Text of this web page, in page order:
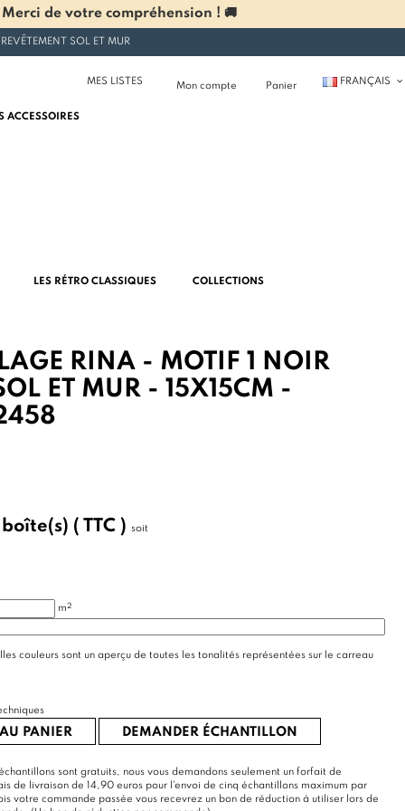
de votre compréhension ! 🚚
SOL ET MUR
MES LISTES Mon compte Panier FRANÇAIS
ACCESSOIRES
LES RÉTRO CLASSIQUES COLLECTIONS
RINA - MOTIF 1 NOIR
ET MUR - 15X15CM -
boîte(s) ( TTC ) soit
m2
couleurs sont un aperçu de toutes les tonalités représentées sur le carreau
PANIER DEMANDER ÉCHANTILLON
sont gratuits, nous vous demandons seulement un forfait de
de livraison de 14,90 euros pour l'envoi de cinq échantillons maximum par
votre commande passée vous recevrez un bon de réduction à utiliser lors de